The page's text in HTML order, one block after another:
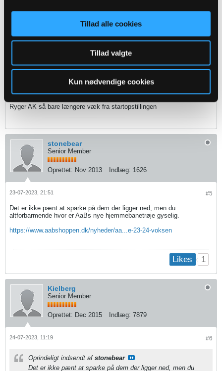
Tillad alle cookies
Tillad valgte
Kun nødvendige cookies
sjn
Senior Member
Oprettet: Nov 2013 Indlæg: 3286
#4
Ryger AK så bare længere væk fra startopstillingen
stonebear
Senior Member
Oprettet: Nov 2013 Indlæg: 1626
#5
23-07-2023, 21:51
Det er ikke pænt at sparke på dem der ligger ned, men du
altforbarmende hvor er AaBs nye hjemmebanetrøje gyselig.
https://www.aabshoppen.dk/nyheder/aa...e-23-24-voksen
Likes 1
Kielberg
Senior Member
Oprettet: Dec 2015 Indlæg: 7879
#6
24-07-2023, 11:19
Oprindeligt indsendt af stonebear
Det er ikke pænt at sparke på dem der ligger ned, men du